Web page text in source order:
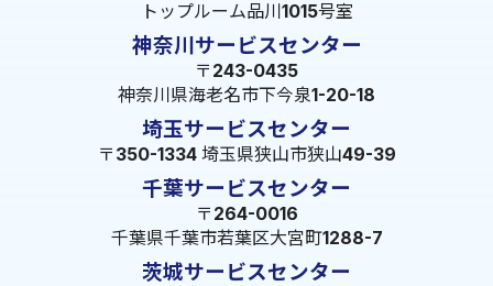
トップルーム品川1015号室
神奈川サービスセンター
〒243-0435
神奈川県海老名市下今泉1-20-18
埼玉サービスセンター
〒350-1334 埼玉県狭山市狭山49-39
千葉サービスセンター
〒264-0016
千葉県千葉市若葉区大宮町1288-7
茨城サービスセンター